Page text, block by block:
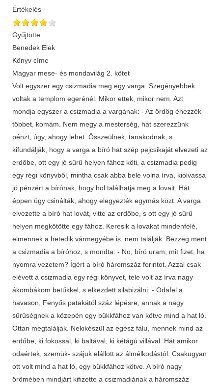
Értékelés
Gyűjtötte
Benedek Elek
Könyv címe
Magyar mese- és mondavilág 2. kötet
Volt egyszer egy csizmadia meg egy varga. Szegényebbek
voltak a templom egerénél. Mikor ettek, mikor nem. Azt
mondja egyszer a csizmadia a vargának: - Az ördög éhezzék
többet, komám. Nem megy a mesterség, hát szerezzünk
pénzt, úgy, ahogy lehet. Összeülnek, tanakodnak, s
kifundálják, hogy a varga a bíró hat szép pejcsikaját elvezeti az
erdőbe, ott egy jó sűrű helyen fához köti, a csizmadia pedig
egy régi könyvből, mintha csak abba bele volna írva, kiolvassa
jó pénzért a bírónak, hogy hol találhatja meg a lovait. Hát
éppen úgy csinálták, ahogy elegyezték egymás közt. A varga
elvezette a bíró hat lovát, vitte az erdőbe, s ott egy jó sűrű
helyen megkötötte egy fához. Keresik a lovakat mindenfelé,
elmennek a hetedik vármegyébe is, nem találják. Bezzeg ment
a csizmadia a bíróhoz, s mondta: - No, bíró uram, mit fizet, ha
nyomra vezetem? Ígért a bíró háromszáz forintot. Azzal csak
elévett a csizmadia egy régi könyvet, tele volt az írva nagy
ákombákom betűkkel, s elkezdett silabizálni: - Odafel a
havason, Fenyős patakától száz lépésre, annak a nagy
sűrűségnek a közepén egy bükkfához van kötve mind a hat ló.
Ottan megtalálják. Nekikészül az egész falu, mennek mind az
erdőbe, ki fokossal, ki baltával, ki kétágú villával. Hát amikor
odaértek, szemük- szájuk elállott az álmélkodástól. Csakugyan
ott volt mind a hat ló, egy bükkfához kötve. A bíró nagy
örömében mindjárt kifizette a csizmadiának a háromszáz